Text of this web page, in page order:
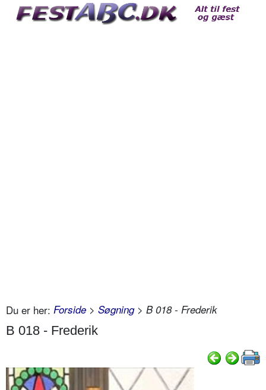
Du er her: Forside > Søgning> B 018 - Frederik
B 018 - Frederik